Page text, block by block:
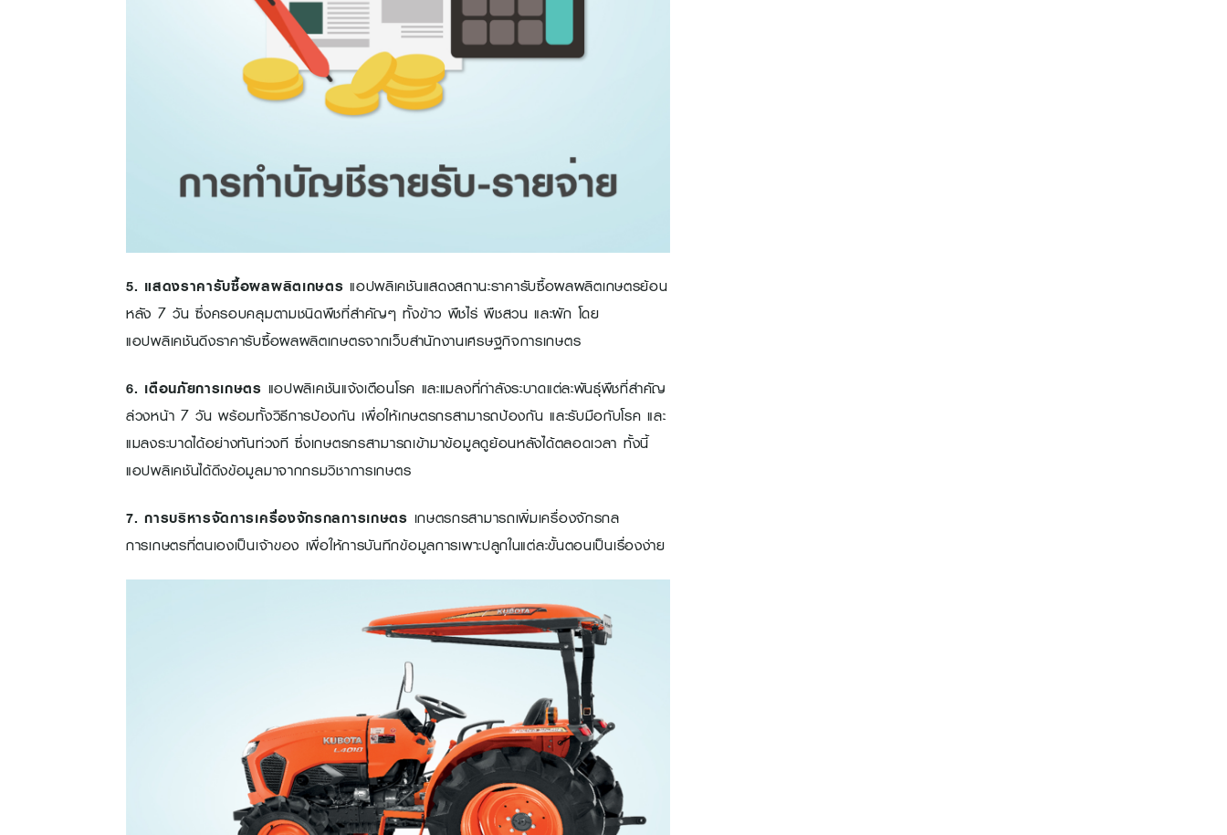
5. แสดงราคารับซื้อผลผลิตเกษตร แอปพลิเคชันแสดงสถานะราคารับซื้อผลผลิตเกษตรย้อน
หลัง 7 วัน ซึ่งครอบคลุมตามชนิดพืชที่สำคัญๆ ทั้งข้าว พืชไร่ พืชสวน และผัก โดย
แอปพลิเคชันดึงราคารับซื้อผลผลิตเกษตรจากเว็บสำนักงานเศรษฐกิจการเกษตร
6. เตือนภัยการเกษตร แอปพลิเคชันแจ้งเตือนโรค และแมลงที่กำลังระบาดแต่ละพันธุ์พืชที่สำคัญ
ล่วงหน้า 7 วัน พร้อมทั้งวิธีการป้องกัน เพื่อให้เกษตรกรสามารถป้องกัน และรับมือกับโรค และ
แมลงระบาดได้อย่างทันท่วงที ซึ่งเกษตรกรสามารถเข้ามาข้อมูลดูย้อนหลังได้ตลอดเวลา ทั้งนี้
แอปพลิเคชันได้ดึงข้อมูลมาจากกรมวิชาการเกษตร
7. การบริหารจัดการเครื่องจักรกลการเกษตร เกษตรกรสามารถเพิ่มเครื่องจักรกล
การเกษตรที่ตนเองเป็นเจ้าของ เพื่อให้การบันทึกข้อมูลการเพาะปลูกในแต่ละขั้นตอนเป็นเรื่องง่าย